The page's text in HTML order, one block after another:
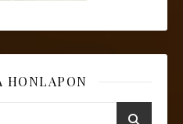
HONLAPON